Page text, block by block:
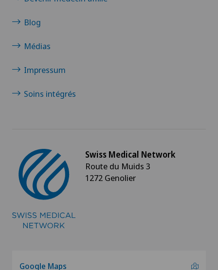
Blog
Médias
Impressum
Soins intégrés
Swiss Medical Network
Route du Muids 3
1272 Genolier
Google Maps